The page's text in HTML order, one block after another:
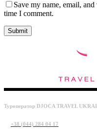
Save my name, email,
time I comment.
Туроператор DJOCA TRAVEL
+38 (044) 284 04 17